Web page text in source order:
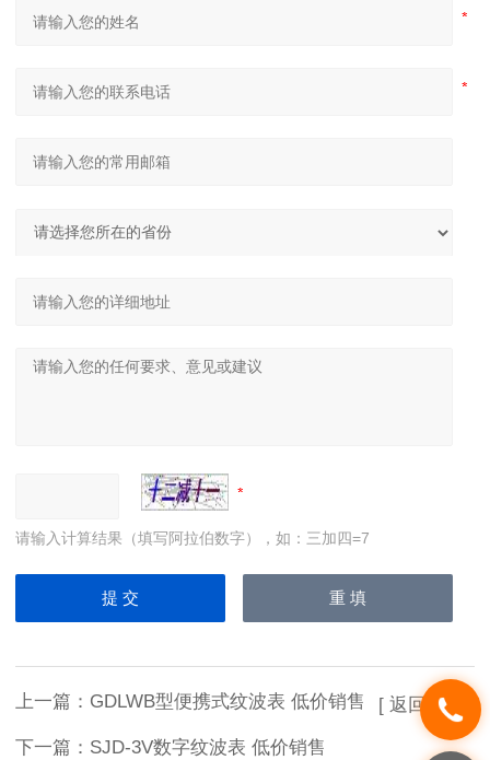
请输入计算结果（填写阿拉伯数字），如：三加四=7
上一篇： GDLWB型便携式纹波表 低价销售
下一篇： SJD-3V数字纹波表 低价销售
[ 返回列表 ]